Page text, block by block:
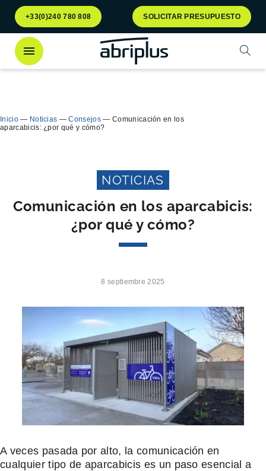
Ir al
menú
Ir al
contenido
+33(0)240 780 808 SOLICITAR PRESUPUESTO
Abrir
Inicio— Noticias —Consejos— Comunicación en los
aparcabicis: ¿por qué y cómo?
NOTICIAS
Comunicación en los aparcabicis:
¿por qué y cómo?
8 septiembre 2025
A veces pasada por alto, la comunicación en
cualquier tipo de aparcabicis es un paso esencial a